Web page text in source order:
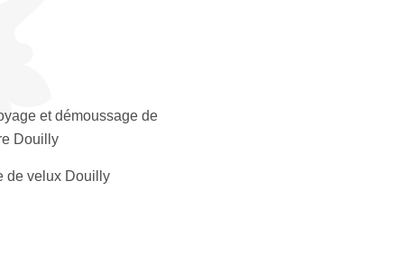
et démoussage de
Douilly
de velux Douilly